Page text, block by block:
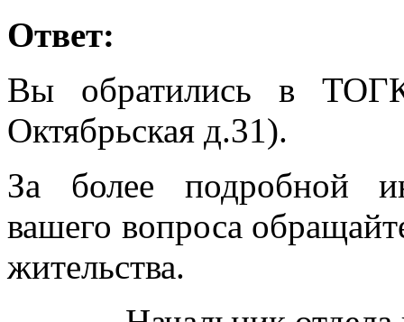
Ответ:
Вы обратились в
Октябрьская д.31).
За более подробной
вашего вопроса
жительства.